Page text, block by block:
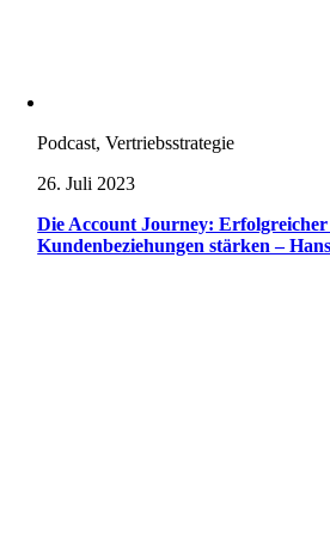
Podcast, Vertriebsstrategie
26. Juli 2023
Die Account Journey:
Kundenbeziehungen stärken –